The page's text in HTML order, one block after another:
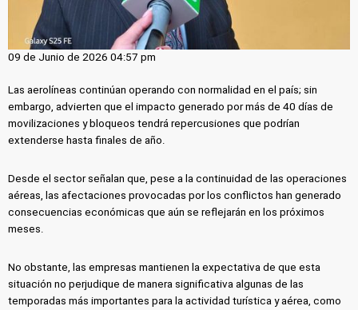
09 de Junio de 2026 04:57 pm
Las aerolíneas continúan operando con normalidad en el país; sin
embargo, advierten que el impacto generado por más de 40 días de
movilizaciones y bloqueos tendrá repercusiones que podrían
extenderse hasta finales de año.
Desde el sector señalan que, pese a la continuidad de las operaciones
aéreas, las afectaciones provocadas por los conflictos han generado
consecuencias económicas que aún se reflejarán en los próximos
meses.
No obstante, las empresas mantienen la expectativa de que esta
situación no perjudique de manera significativa algunas de las
temporadas más importantes para la actividad turística y aérea, como